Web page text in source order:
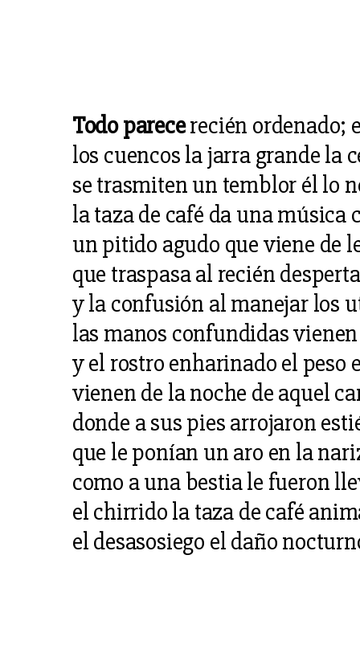
Todo parecerecién ordenado;
los cuencos la jarra grande la
se trasmiten un temblor él lo
la taza de café da una música
un pitido agudo que viene de
que traspasa al recién
y la confusión al manejar los
las manos confundidas
y el rostro enharinado el peso
vienen de la noche de aquel
donde a sus pies arrojaron
que le ponían un aro en la
como a una bestia le fueron
el chirrido la taza de café
el desasosiego el daño